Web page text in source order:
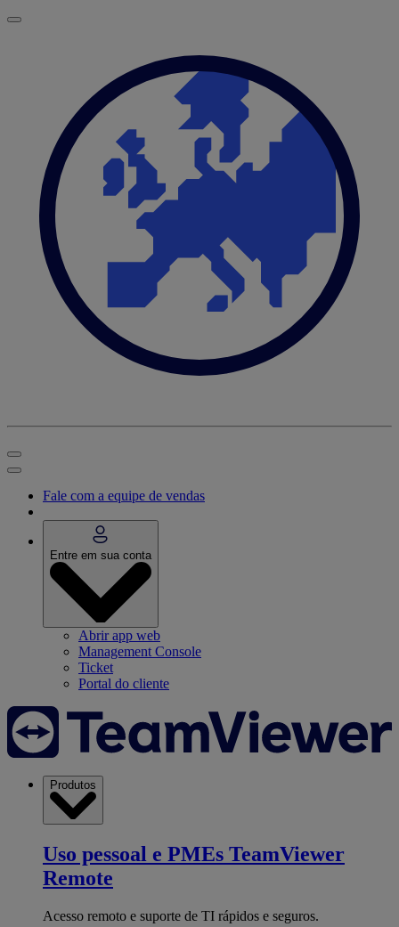
Fale com a equipe de vendas
Entre em sua conta
Abrir app web
Management Console
Ticket
Portal do cliente
Produtos
Uso pessoal e PMEs TeamViewer
Remote
Acesso remoto e suporte de TI rápidos e seguros.